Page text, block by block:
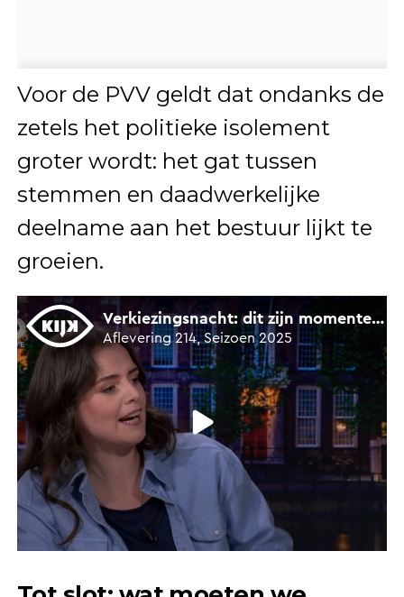
Voor de PVV geldt dat ondanks de
zetels het politieke isolement
groter wordt: het gat tussen
stemmen en daadwerkelijke
deelname aan het bestuur lijkt te
groeien.